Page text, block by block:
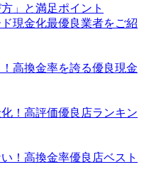
」と満足ポイント
現金化最優良業者をご紹
高換金率を誇る優良現金
！高評価優良店ランキン
！高換金率優良店ベスト